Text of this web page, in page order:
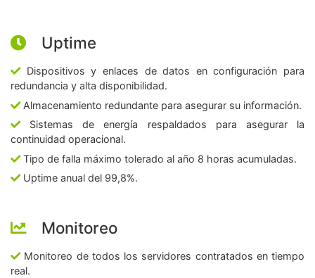
Uptime
Dispositivos y enlaces de datos en configuración para
redundancia y alta disponibilidad.
Almacenamiento redundante para asegurar su información.
Sistemas de energía respaldados para asegurar la
continuidad operacional.
Tipo de falla máximo tolerado al año 8 horas acumuladas.
Uptime anual del 99,8%.
Monitoreo
Monitoreo de todos los servidores contratados en tiempo
real.